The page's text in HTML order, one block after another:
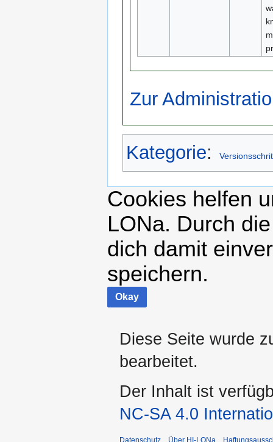
Zur
Kategorie:
Cookies helfen
LONa. Durch
dich damit
speichern.
Okay
Diese Seite wurde
bearbeitet.
Der Inhalt ist
NC-SA 4.0
Datenschutz Über HI-LONa